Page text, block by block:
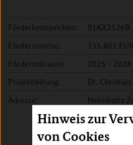
Hinweis zur
von Cookies
Förderkennzeichen:
01KX2526B
Fördersumme:
735.802 EUR
Förderzeitraum:
2025 - 2028
Projektleitung:
Dr.
Adresse:
Helmholtz
Deutsches
Gesundheit
Abt. für